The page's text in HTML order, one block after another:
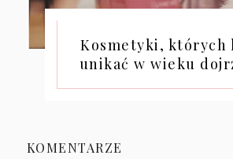
Kosmetyki, których
unikać w wieku
KOMENTARZE